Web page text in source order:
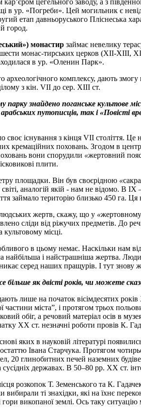
в ур. «Погреби». Цей могильник є
етап давньоруського Пліснеська
город.
монастир займає невелику
монас-тирських церков (ХІІ-
в ур. «Оленин Парк».
археологічного комплексу, дають
з кін. VII до сер. ХІІІ ст.
знайдено поганське культове
путописців, так і
існування з кінця VІІ століття.
кремаційних поховань. Згодом в
вони спорудили «жертовний
плити.
площадки. Він був своєрідною «
аналогій якій - нам не відомо. В
займало територію близько 450 га.
жертв, скажу, що у «жертовному
сліди від ріжучих предметів. До
місці.
в цьому немає. Наскільки
найбільша і найстрашніша жертва.
серед наших пращурів. І тут
більше як двісті років, чи можете
лише на початок вісімдесятих
міста”, і протягом трьох
обіг, а речовий матеріал осів в
ХХ ст. незначні роботи провів К.
яких в науковій літературі
Івана Старчука. Протягом
20 глинобитних печей наземних
державах. В 50–80 рр. ХХ ст.
розкопок Т. Земенського та К.
ті знахідки, які на їхнє
викопаної землі. Ось таку ситуацію